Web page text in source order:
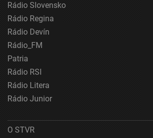
Rádio Slovensko
Rádio Regina
Rádio Devín
Rádio_FM
Patria
Rádio RSI
Rádio Litera
Rádio Junior
O STVR